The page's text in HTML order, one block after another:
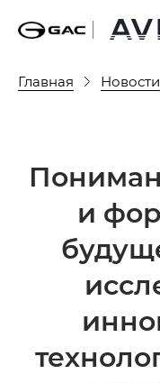
Главная Новости
и